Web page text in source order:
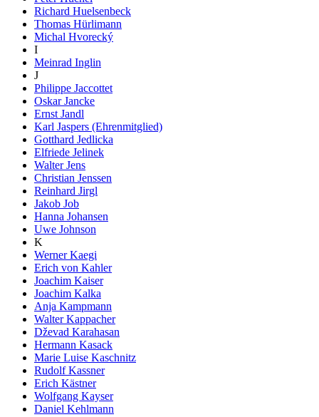
Richard Huelsenbeck
Thomas Hürlimann
Michal Hvorecký
I
Meinrad Inglin
J
Philippe Jaccottet
Oskar Jancke
Ernst Jandl
Karl Jaspers (Ehrenmitglied)
Gotthard Jedlicka
Elfriede Jelinek
Walter Jens
Christian Jenssen
Reinhard Jirgl
Jakob Job
Hanna Johansen
Uwe Johnson
K
Werner Kaegi
Erich von Kahler
Joachim Kaiser
Joachim Kalka
Anja Kampmann
Walter Kappacher
Dževad Karahasan
Hermann Kasack
Marie Luise Kaschnitz
Rudolf Kassner
Erich Kästner
Wolfgang Kayser
Daniel Kehlmann